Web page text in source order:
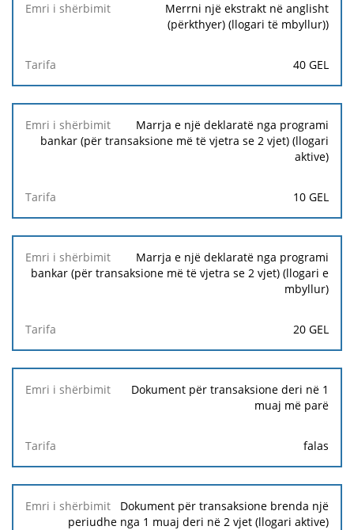
Merrni një ekstrakt në anglisht
(përkthyer) (llogari të mbyllur))
40 GEL
Marrja e një deklaratë nga programi
bankar (për transaksione më të vjetra se 2 vjet) (llogari
aktive)
10 GEL
Marrja e një deklaratë nga programi
bankar (për transaksione më të vjetra se 2 vjet) (llogari e
mbyllur)
20 GEL
Dokument për transaksione deri në 1
muaj më parë
falas
Dokument për transaksione brenda një
periudhe nga 1 muaj deri në 2 vjet (llogari aktive)